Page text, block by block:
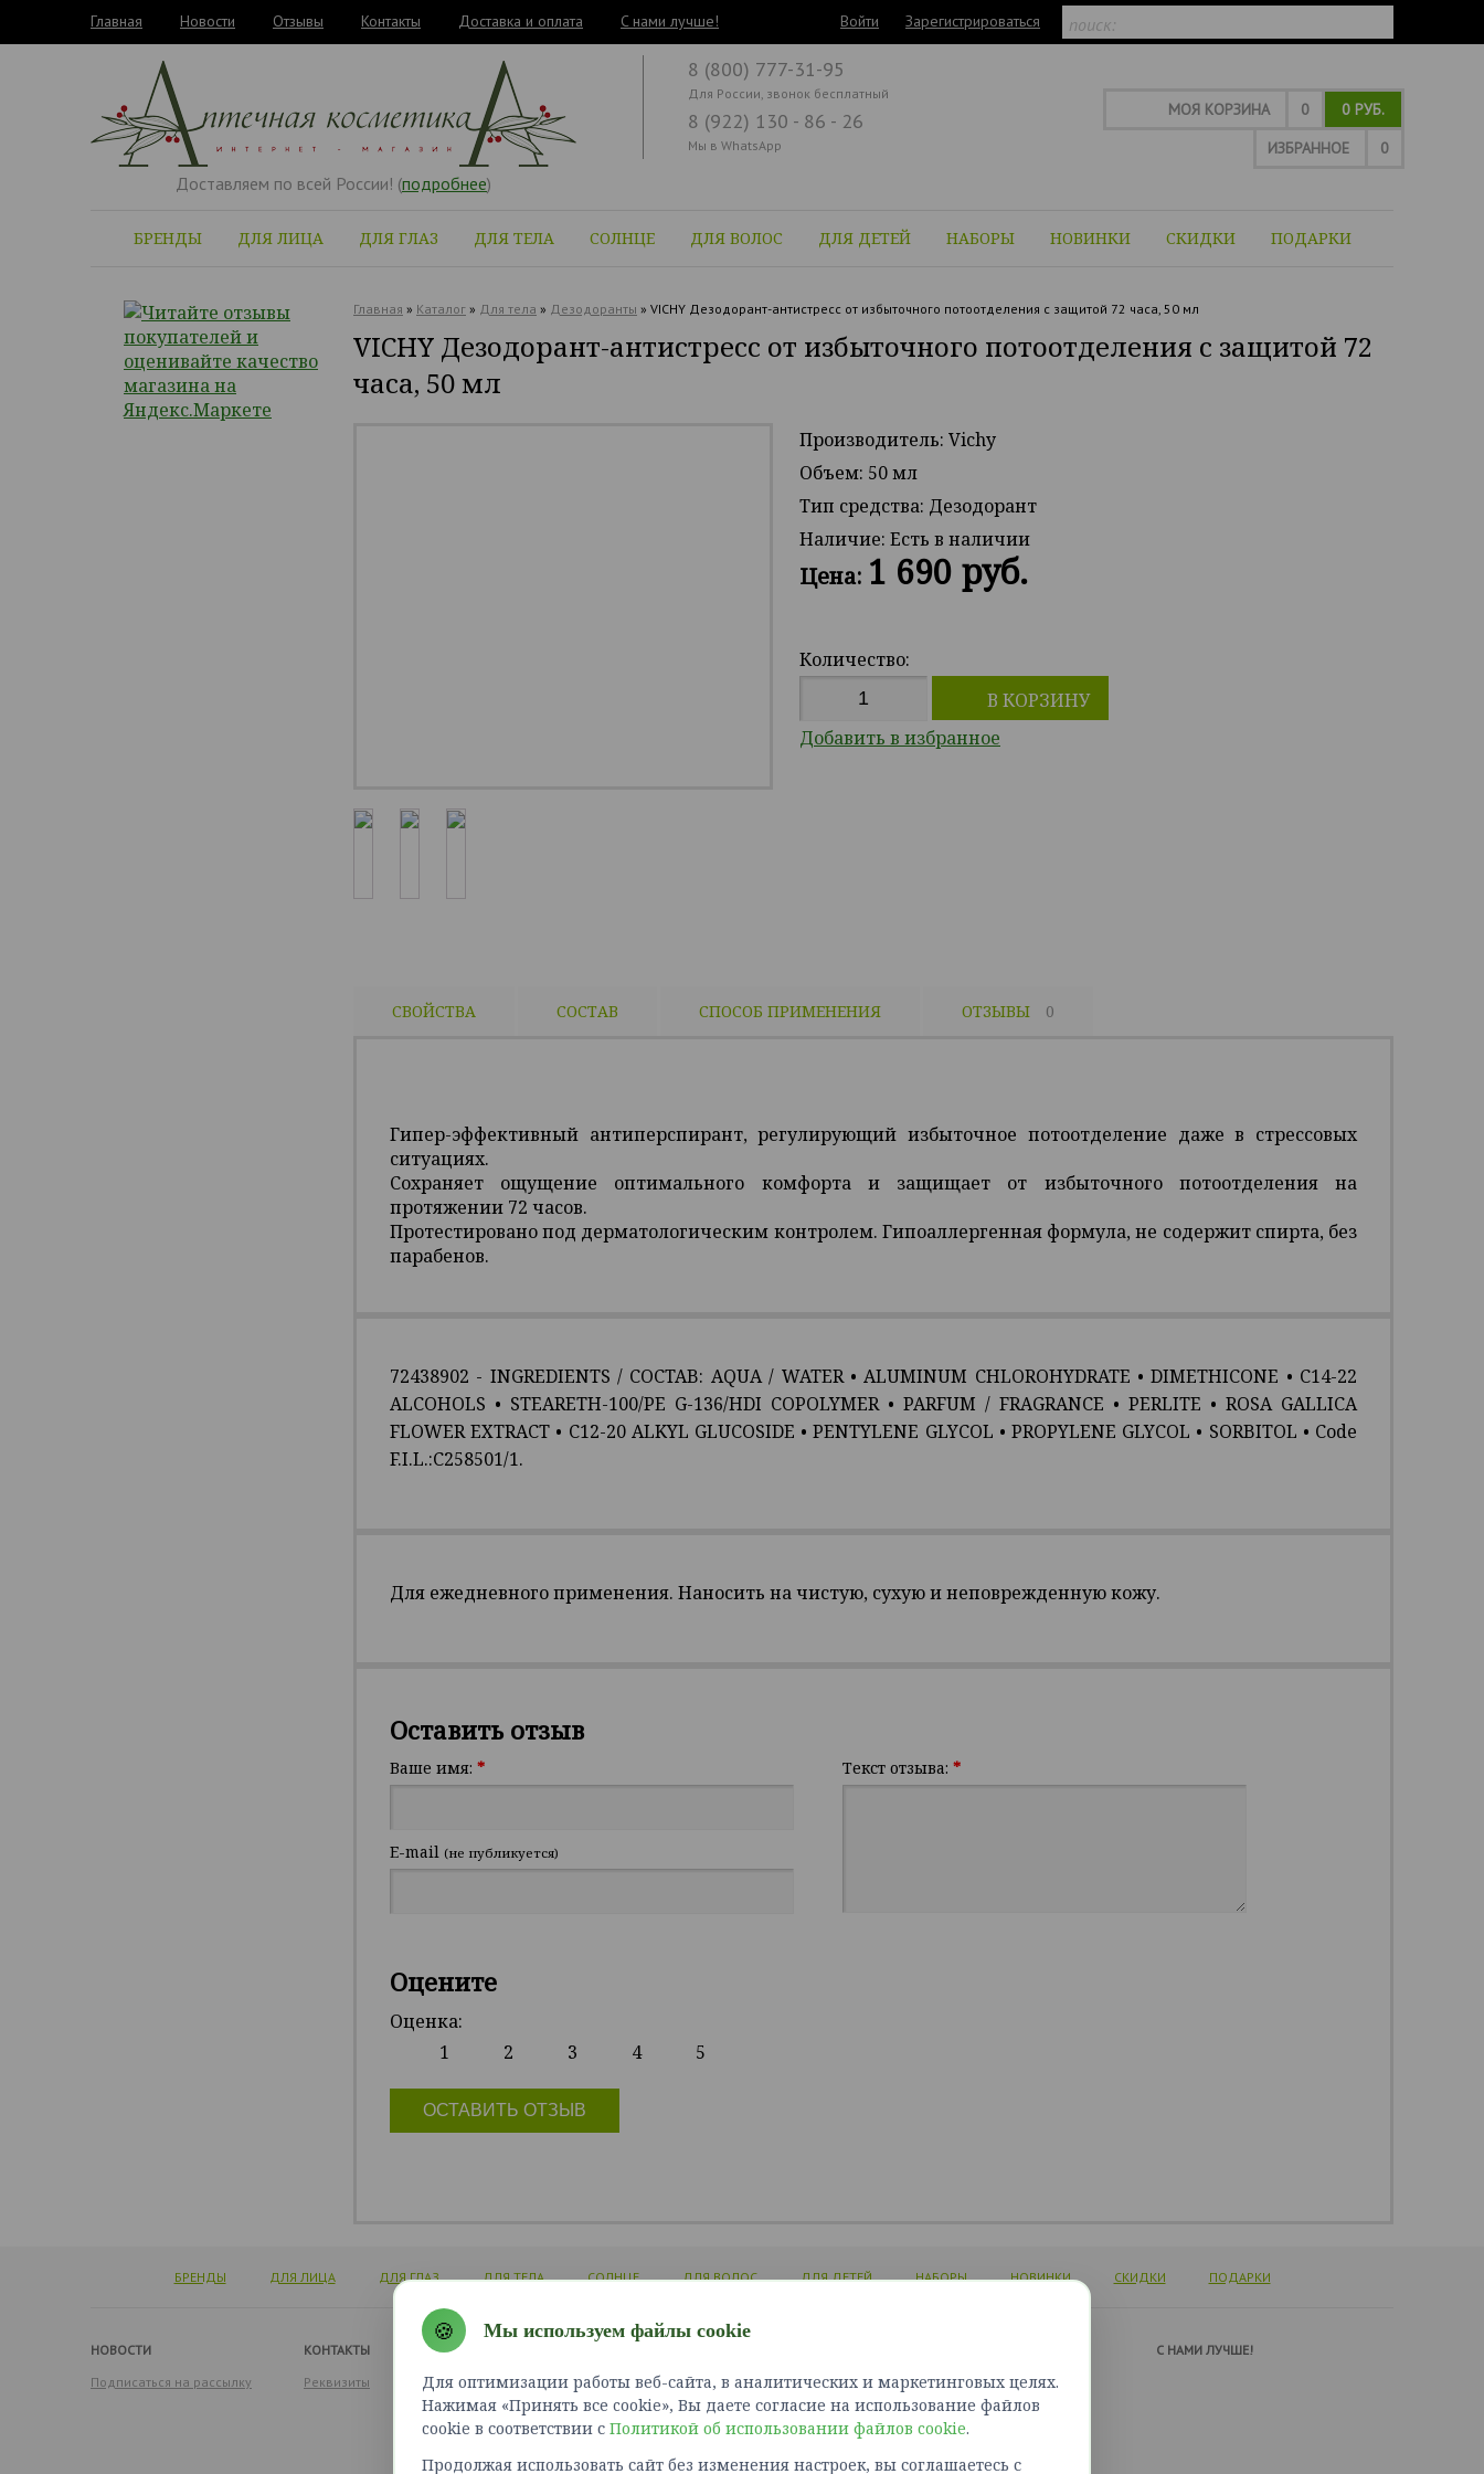
Главная Новости Отзывы Контакты Доставка и оплата C нами лучше! Войти Зарегистрироваться
Доставляем по всей России! (подробнее)
МОЯ КОРЗИНА 0
0 РУБ.
ИЗБРАННОЕ
0
БРЕНДЫ ДЛЯ ЛИЦА ДЛЯ ГЛАЗ ДЛЯ ТЕЛА СОЛНЦЕ ДЛЯ ВОЛОС ДЛЯ ДЕТЕЙ НАБОРЫ НОВИНКИ СКИДКИ ПОДАРКИ
8 (800) 777-31-95
Для России, звонок бесплатный
8 (922) 130 - 86 - 26
Мы в WhatsApp
Главная » Каталог » Для тела » Дезодоранты » VICHY Дезодорант-антистресс от избыточного потоотделения с защитой 72 часа, 50 мл
VICHY Дезодорант-антистресс от избыточного потоотделения с защитой 72
часа, 50 мл
Производитель: Vichy
Объем: 50 мл
Тип средства: Дезодорант
Наличие: Есть в наличии
Цена: 1 690 руб.
Количество:
В КОРЗИНУ
Добавить в избранное
СВОЙСТВА СОСТАВ СПОСОБ ПРИМЕНЕНИЯ ОТЗЫВЫ 0
Гипер-эффективный антиперспирант, регулирующий избыточное потоотделение даже в стрессовых
ситуациях.
Сохраняет ощущение оптимального комфорта и защищает от избыточного потоотделения на
протяжении 72 часов.
Протестировано под дерматологическим контролем. Гипоаллергенная формула, не содержит спирта, без
парабенов.
72438902 - INGREDIENTS / COCTAB: AQUA / WATER•ALUMINUM CHLOROHYDRATE •DIMETHICONE • C14-22
ALCOHOLS • STEARETH-100/PE G-136/HDI COPOLYMER • PARFUM / FRAGRANCE • PERLITE • ROSA GALLICA
FLOWER EXTRACT • C12-20 ALKYL GLUCOSIDE •PENTYLENE GLYCOL •PROPYLENE GLYCOL • SORBITOL • Code
F.I.L.:C258501/1.
Для ежедневного применения. Наносить на чистую, сухую и неповрежденную кожу.
Оставить отзыв
Ваше имя: *
E-mail (не публикуется)
Текст отзыва: *
Оцените
Оценка:
1
2 3 4 5
ОСТАВИТЬ ОТЗЫВ
БРЕНДЫ ДЛЯ ЛИЦА ДЛЯ ГЛАЗ ДЛЯ ТЕЛА СОЛНЦЕ ДЛЯ ВОЛОС ДЛЯ ДЕТЕЙ НАБОРЫ НОВИНКИ СКИДКИ ПОДАРКИ
НОВОСТИ
Подписаться на рассылку
КОНТАКТЫ
Реквизиты
Войти
Зарегистрироваться
Доставка и оплата
Как сделать заказ?
Политика конфиденциальности
Правила оплаты картами
Связаться с нами
Карта сайта
C НАМИ ЛУЧШЕ!
🍪 Мы используем файлы cookie
Для оптимизации работы веб-сайта, в аналитических и маркетинговых целях.
Нажимая «Принять все cookie», Вы даете согласие на использование файлов
cookie в соответствии с Политикой об использовании файлов cookie.
Продолжая использовать сайт без изменения настроек, вы соглашаетесь с